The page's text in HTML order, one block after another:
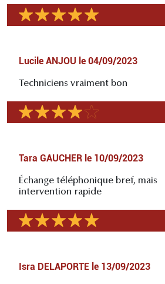
Lucile ANJOU le 04/09/2023
Techniciens vraiment bon
Tara GAUCHER le 10/09/2023
Échange téléphonique bref, mais
intervention rapide
Isra DELAPORTE le 13/09/2023